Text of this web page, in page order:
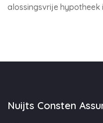
alossingsvrije hypotheek
Nuijts Consten